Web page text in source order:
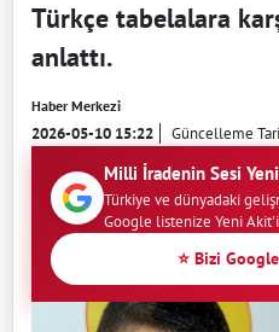
Türkçe tabelalara
anlattı.
Haber Merkezi
2026-05-10 15:22 Güncelleme
Milli İradenin Sesi
Türkiye ve dünyadaki
Google listenize Yeni
⭐ Bizi